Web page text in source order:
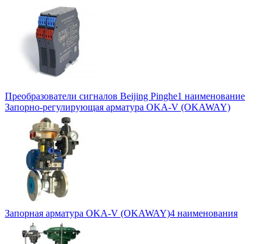
Преобразователи сигналов Beijing Pinghe1 наименование
Запорно-регулирующая арматура OKA-V (OKAWAY)
Запорная арматура OKA-V (OKAWAY)4 наименования